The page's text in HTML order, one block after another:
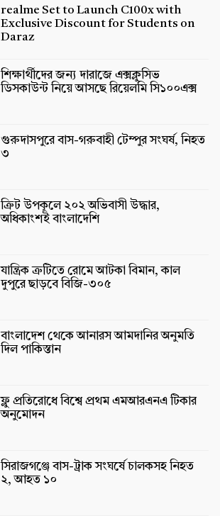
realme Set to Launch C100x with
Exclusive Discount for Students on
Daraz
শিক্ষার্থীদের জন্য দারাজে এক্সক্লুসিভ
ডিসকাউন্ট নিয়ে আসছে রিয়েলমি সি১০০এক্স
গুরুদাসপুরে বাস-গরুবাহী টেম্পুর সংঘর্ষ, নিহত
৩
ক্রিট উপকূলে ২০২ অভিবাসী উদ্ধার,
অধিকাংশই বাংলাদেশি
যান্ত্রিক ত্রুটিতে রোমে আটকা বিমান, কাল
দুপুরে ছাড়বে বিজি-৩০৫
বাংলাদেশ থেকে আনারস আমদানির অনুমতি
দিল পাকিস্তান
ফ্লু প্রতিরোধে বিশ্বে প্রথম এমআরএনএ টিকার
অনুমোদন
সিরাজগঞ্জে বাস-ট্রাক সংঘর্ষে চালকসহ নিহত
২, আহত ১০